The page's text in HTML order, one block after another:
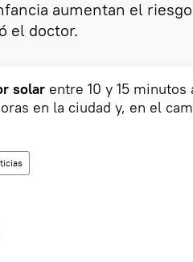
aumentan el riesgo
el doctor.
solar entre 10 y 15 minutos
en la ciudad y, en el